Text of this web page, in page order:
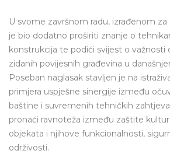
U svome završnom radu, izrađenom
je bio dodatno proširiti znanje o
konstrukcija te podići svijest o važnosti
zidanih povijesnih građevina u
Poseban naglasak stavljen je na
primjera uspješne sinergije između
baštine i suvremenih tehničkih
pronaći ravnoteža između zaštite
objekata i njihove funkcionalnosti,
održivosti.